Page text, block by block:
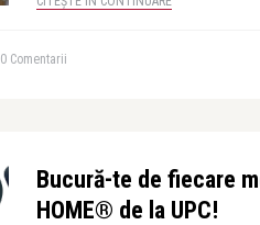
0 Comentarii
Bucură-te de fiecare
HOME® de la UPC!